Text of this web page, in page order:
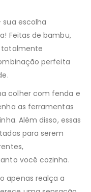
sua escolha
Feitas de bambu,
totalmente
perfeita
colher com fenda e
as ferramentas
Além disso, essas
para serem
você cozinha.
apenas realça a